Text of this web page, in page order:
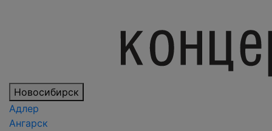
Новосибирск
Адлер
Ангарск